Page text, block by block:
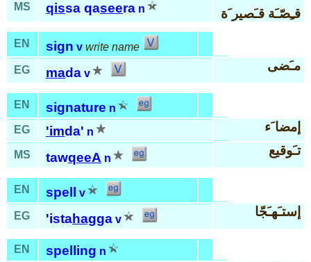
MS qissa qaseera n قـِصّـَة قـَصير َة
EN sign v write name
EG
mada v
مـَضى
EN signature n
EG
'imda' n إمضا َء
MS tawqeeA n
تـَوقيع
EN spell
v
EG
'istahagga v
إستـَهـَجّا
EN spelling n